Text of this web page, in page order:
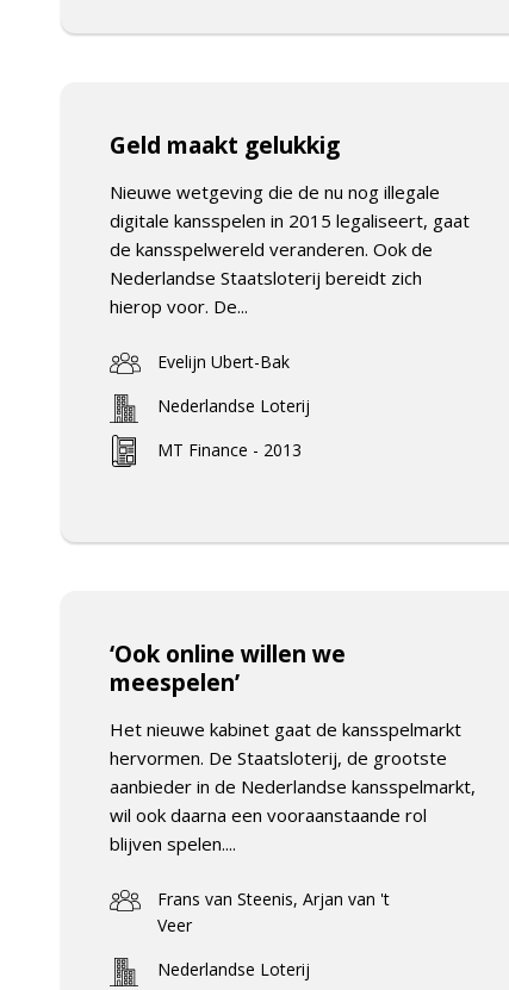
Geld maakt gelukkig
Nieuwe wetgeving die de nu nog illegale
digitale kansspelen in 2015 legaliseert, gaat
de kansspelwereld veranderen. Ook de
Nederlandse Staatsloterij bereidt zich
hierop voor. De...
Evelijn Ubert-Bak
Nederlandse Loterij
MT Finance - 2013
‘Ook online willen we
meespelen’
Het nieuwe kabinet gaat de kansspelmarkt
hervormen. De Staatsloterij, de grootste
aanbieder in de Nederlandse kansspelmarkt,
wil ook daarna een vooraanstaande rol
blijven spelen....
Frans van Steenis, Arjan van 't
Veer
Nederlandse Loterij